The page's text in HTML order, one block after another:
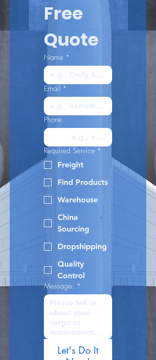
Free
Quote
Name *
Email *
Phone
Required Service *
Freight
Find Products
Warehouse
China
Sourcing
Dropshipping
Quality
Control
Message: *
Let's Do It